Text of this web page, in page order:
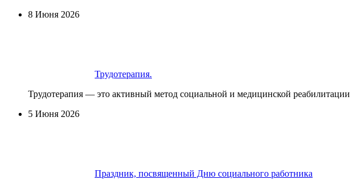
8 Июня 2026
Трудотерапия.
Трудотерапия — это активный метод социальной и медицинской реабилитации
5 Июня 2026
Праздник, посвященный Дню социального работника